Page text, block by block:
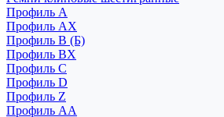
Профиль A
Профиль AX
Профиль B (Б)
Профиль BX
Профиль C
Профиль D
Профиль Z
Профиль АА